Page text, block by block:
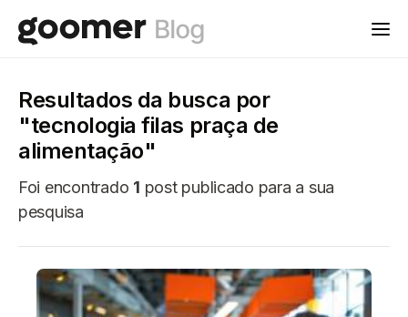
Resultados da busca por
"tecnologia filas praça de
alimentação"
Foi encontrado 1 post publicado para a sua
pesquisa